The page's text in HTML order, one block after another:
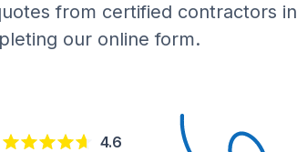
from certified contractors in
our online form.
4.6